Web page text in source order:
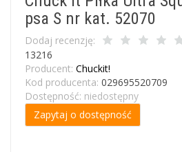
psa S nr kat. 52070
Dodaj recenzję:
13216
Producent: Chuckit!
Kod producenta: 029695520709
Dostępność: niedostępny
Zapytaj o dostępność